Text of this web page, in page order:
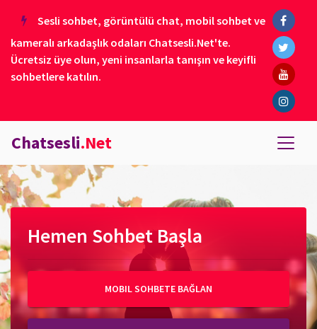
Sesli sohbet, görüntülü chat, mobil sohbet ve
kameralı arkadaşlık odaları Chatsesli.Net'te.
Ücretsiz üye olun, yeni insanlarla tanışın ve keyifli
sohbetlere katılın.
Chatsesli.Net
Hemen Sohbet Başla
MOBIL SOHBETE BAĞLAN